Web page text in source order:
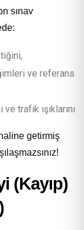
sınav
ve referans
trafik ışıklarını
getirmiş
(Kayıp)